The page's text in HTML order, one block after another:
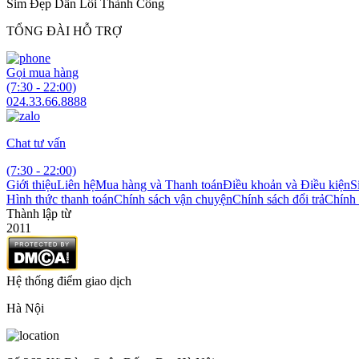
Sim Đẹp Dẫn Lối Thành Công
TỔNG ĐÀI HỖ TRỢ
Gọi mua hàng
(7:30 - 22:00)
024.33.66.8888
Chat tư vấn
(7:30 - 22:00)
Giới thiệuLiên hệMua hàng và Thanh toánĐiều khoản và Điều kiện
Hình thức thanh toánChính sách vận chuyệnChính sách đổi trảChính
Thành lập từ
2011
Hệ thống điểm giao dịch
Hà Nội